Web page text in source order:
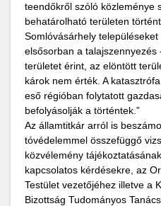
teendőkről szóló közleménye
behatárolható területen
Somlóvásárhely
elsősorban a
területet érint, az elöntött
károk nem érték. A
eső régióban folytatott
befolyásolják a történtek.”
Az államtitkár arról is
tóvédelemmel összefüggő
közvélemény
kapcsolatos kérdésekre, az
Testület vezetőjéhez illetve a
Bizottság Tudományos